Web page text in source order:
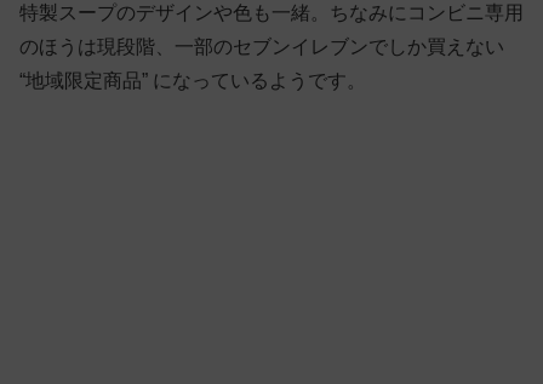
特製スープのデザインや色も一緒。ちなみにコンビニ専用
のほうは現段階、一部のセブンイレブンでしか買えない
“地域限定商品” になっているようです。